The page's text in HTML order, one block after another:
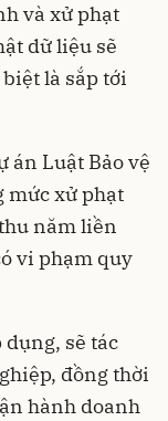
và xử phạt
dữ liệu sẽ
là sắp tới
án Luật Bảo vệ
mức xử phạt
năm liền
vi phạm quy
dụng, sẽ tác
đồng thời
hành doanh